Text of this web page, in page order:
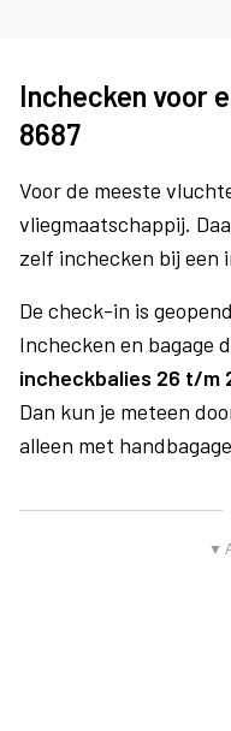
Inchecken voor
8687
Voor de meeste
vliegmaatschappij.
zelf inchecken bij een
De check-in is
Inchecken en bagage
incheckbalies 26 t/m
Dan kun je meteen
alleen met
▼